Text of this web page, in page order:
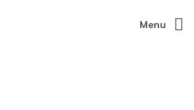
Menu